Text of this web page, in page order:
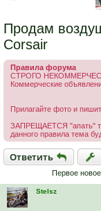
Продам
Corsair
Правила форума
СТРОГО
Коммерческие
Прилагайте фото и
ЗАПРЕЩАЕТСЯ "апать"
данного правила тема
Ответить
Ответить
Первое
Stelsz